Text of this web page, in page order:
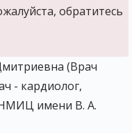
обратитесь
(Врач
- кардиолог,
имени В. А.